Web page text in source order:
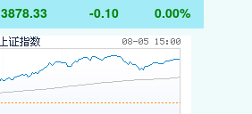
3878.33 -0.10 0.00%